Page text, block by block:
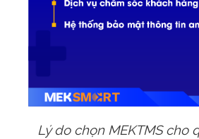
Lý do chọn MEKTMS cho